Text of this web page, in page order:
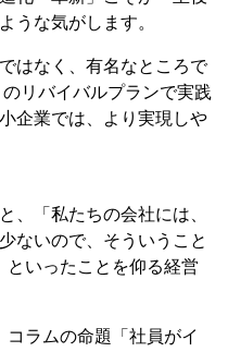
うな気がします。
はなく、有名なところで
リバイバルプランで実践
企業では、より実現しや
、「私たちの会社には、
ないので、そういうこと
といったことを仰る経営
ラムの命題「社員がイ